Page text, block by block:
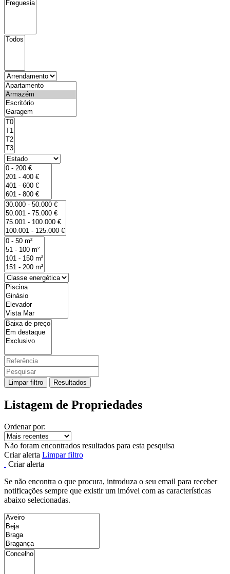
Limpar filtro Resultados
Listagem de Propriedades
Ordenar por:
Não foram encontrados resultados para esta pesquisa
Criar alerta Limpar filtro
Criar alerta
Se não encontra o que procura, introduza o seu email para receber
notificações sempre que existir um imóvel com as características
abaixo selecionadas.